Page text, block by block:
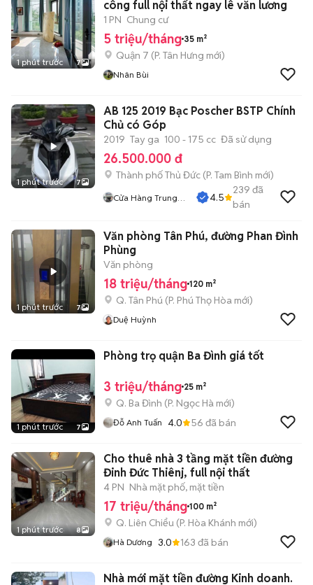
1 phút trước 7
công full nội thất ngay lê văn lương
1 PN Chung cư
5 triệu/tháng 35 m²
Quận 7 (P. Tân Hưng mới)
Nhân Bùi
1 phút trước 7
AB 125 2019 Bạc Poscher BSTP Chính
Chủ có Góp
2019 Tay ga 100 - 175 cc Đã sử dụng
26.500.000 đ
Thành phố Thủ Đức (P. Tam Bình mới)
Cửa Hàng Trung
4.5
239 đã
bán
1 phút trước 7
Văn phòng Tân Phú, đường Phan Đình
Phùng
Văn phòng
18 triệu/tháng 120 m²
Q. Tân Phú (P. Phú Thọ Hòa mới)
Duệ Huỳnh
1 phút trước 7
Phòng trọ quận Ba Đình giá tốt
3 triệu/tháng 25 m²
Q. Ba Đình (P. Ngọc Hà mới)
Đỗ Anh Tuấn 4.0 56 đã bán
1 phút trước 8
Cho thuê nhà 3 tầng mặt tiền đường
Đinh Đức Thiênj, full nội thất
4 PN Nhà mặt phố, mặt tiền
17 triệu/tháng 100 m²
Q. Liên Chiểu (P. Hòa Khánh mới)
Hà Dương 3.0 163 đã bán
Nhà mới mặt tiền đường Kinh doanh.